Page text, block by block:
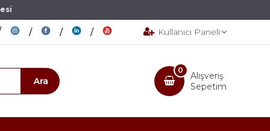
Kullanıcı Paneli
Alışveriş
Sepetim
0